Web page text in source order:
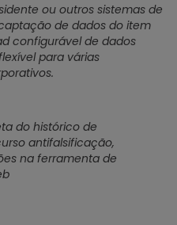
ou outros sistemas de
de dados do item
configurável de dados
para várias
do histórico de
antifalsificação,
na ferramenta de